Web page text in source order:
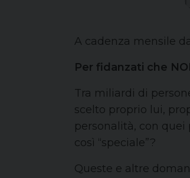
A cadenza mensile
Per fidanzati che
Tra miliardi di
scelto proprio lui,
personalità, con
così “speciale”?
Queste e altre